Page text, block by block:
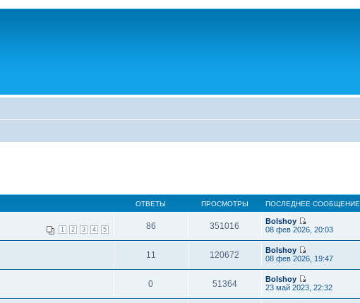
ОТВЕТЫ ПРОСМОТРЫ ПОСЛЕДНЕЕ СООБЩЕНИЕ
1 2 3 4 5 86 351016
Bolshoy
08 фев 2026, 20:03
11 120672
Bolshoy
08 фев 2026, 19:47
0 51364
Bolshoy
23 май 2023, 22:32